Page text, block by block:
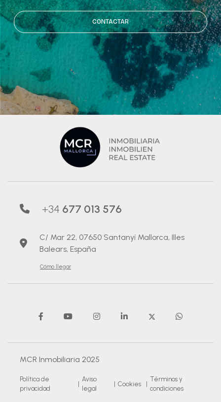
CONTACTAR
+34 677 013 576
C/ Mar 22, 07650 Santanyí Mallorca, Illes
Balears, España
Cómo llegar
MCR Inmobiliaria 2025
Política de
privacidad
|
Aviso
legal
| Cookies |
Términos y
condiciones